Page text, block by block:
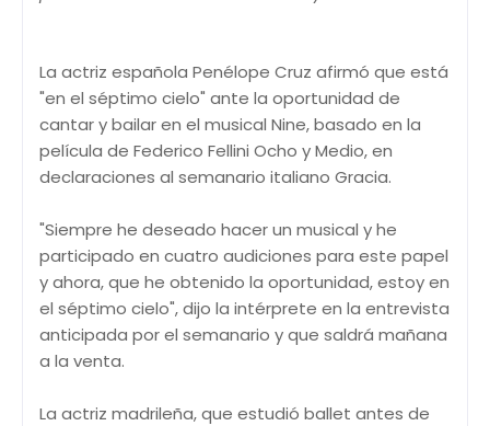
La actriz española Penélope Cruz afirmó que está
"en el séptimo cielo" ante la oportunidad de
cantar y bailar en el musical Nine, basado en la
película de Federico Fellini Ocho y Medio, en
declaraciones al semanario italiano Gracia.
"Siempre he deseado hacer un musical y he
participado en cuatro audiciones para este papel
y ahora, que he obtenido la oportunidad, estoy en
el séptimo cielo", dijo la intérprete en la entrevista
anticipada por el semanario y que saldrá mañana
a la venta.
La actriz madrileña, que estudió ballet antes de